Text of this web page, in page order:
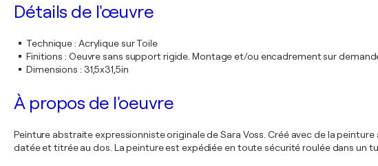
Détails de l'œuvre
Technique: Acrylique sur Toile
Finitions : Oeuvre sans support rigide. Montage et/ou encadrement sur
Dimensions : 31,5x31,5in
À propos de l'oeuvre
Peinture abstraite expressionniste originale de Sara Voss. Créé avec de la
datée et titrée au dos. La peinture est expédiée en toute sécurité roulée dans un